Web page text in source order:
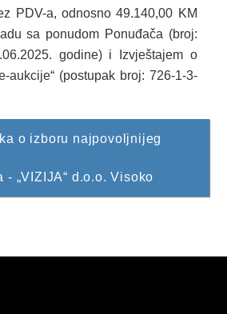
PDV-a, odnosno 49.140,00 KM
sa ponudom Ponuđača (broj:
godine) i Izvještajem o
aukcije“ (postupak broj: 726-1-3-
o izboru najpovoljnijeg
- „VIZIJA“ d.o.o. Visoko